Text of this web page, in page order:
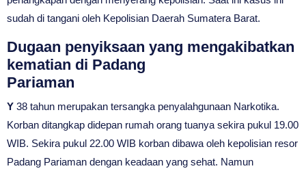
sudah di tangani oleh Kepolisian Daerah Sumatera Barat.
Dugaan penyiksaan yang mengakibatkan
kematian di Padang
Pariaman
Y 38 tahun merupakan tersangka penyalahgunaan Narkotika.
Korban ditangkap didepan rumah orang tuanya sekira pukul 19.00
WIB. Sekira pukul 22.00 WIB korban dibawa oleh kepolisian resor
Padang Pariaman dengan keadaan yang sehat. Namun